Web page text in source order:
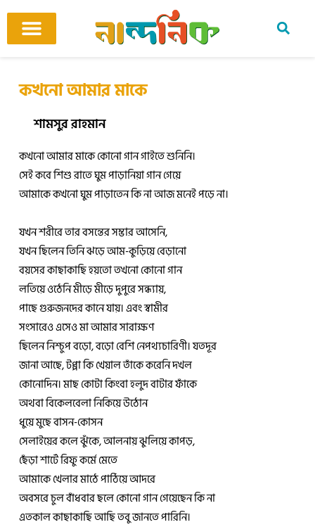
content
কখনো আমার মাকে
শামসুর রাহমান
কখনো আমার মাকে কোনো গান গাইতে শুনিনি।
সেই কবে শিশু রাতে ঘুম পাড়ানিয়া গান গেয়ে
আমাকে কখনো ঘুম পাড়াতেন কি না আজ মনেই পড়ে না।
যখন শরীরে তার বসন্তের সম্ভার আসেনি,
যখন ছিলেন তিনি ঝড়ে আম-কুড়িয়ে বেড়ানো
বয়সের কাছাকাছি হয়তো তখনো কোনো গান
লতিয়ে ওঠেনি মীড়ে মীড়ে দুপুরে সন্ধ্যায়,
পাছে গুরুজনদের কানে যায়। এবং স্বামীর
সংসারেও এসেও মা আমার সারাক্ষণ
ছিলেন নিশ্চুপ বড়ো, বড়ো বেশি নেপথ্যচারিণী। যতদূর
জানা আছে, টপ্পা কি খেয়াল তাঁকে করেনি দখল
কোনোদিন। মাছ কোটা কিংবা হলুদ বাটার ফাঁকে
অথবা বিকেলবেলা নিকিয়ে উঠোন
ধুয়ে মুছে বাসন-কোসন
সেলাইয়ের কলে ঝুঁকে, আলনায় ঝুলিয়ে কাপড়,
ছেঁড়া শার্টে রিফু কর্মে মেতে
আমাকে খেলার মাঠে পাঠিয়ে আদরে
অবসরে চুল বাঁধবার ছলে কোনো গান গেয়েছেন কি না
এতকাল কাছাকাছি আছি তবু জানতে পারিনি।